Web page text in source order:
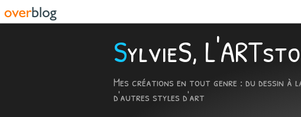
SylvieS,
Mes créations en tout genre : du dessin à
d'autres styles d'art